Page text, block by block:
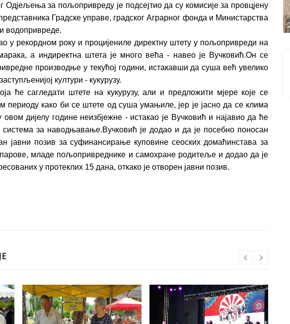
Одјељења за пољопривреду је подсејтио да су комисије за провцјену
Градске управе, градског Аграрног фонда и Министарства
водопривреде.
у рекордном року и процијениле директну штету у пољопривреди на
а индиректна штета је много већа - навео је Вучковић.Он се
производње у текућој години, истакавши да суша већ увелико
култури - кукурузу.
ће сагледати штете на кукурузу, али и предложити мјере које се
периоду како би се штете од суша умањиле, јер је јасно да се клима
дијелу године неизбјежне - истакао је Вучковић и најавио да ће
за наводњавање.Вучковић је додао и да је посебно поносан
јавни позив за суфинансирање куповине сеоских домаћинстава за
младе пољопривреднике и самохране родитеље и додао да је
у протеклих 15 дана, откако је отворен јавни позив.